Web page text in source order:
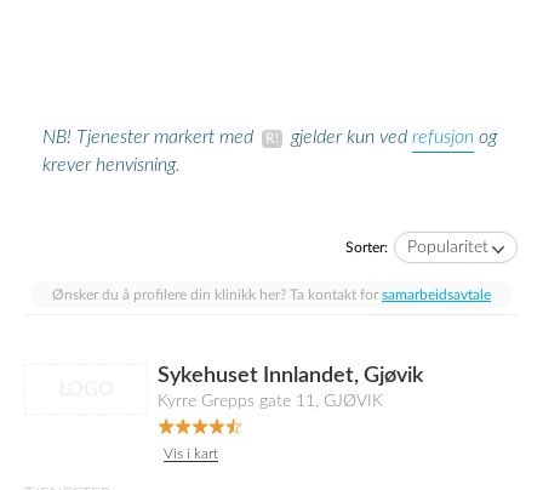
NB! Tjenester markert med gjelder kun ved refusjon og
krever henvisning.
Sorter: Popularitet
Ønsker du å profilere din klinikk her? Ta kontakt for samarbeidsavtale
Sykehuset Innlandet, Gjøvik
Kyrre Grepps gate 11, GJØVIK
Vis i kart